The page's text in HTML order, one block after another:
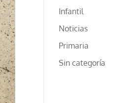
Infantil
Noticias
Primaria
Sin categoría